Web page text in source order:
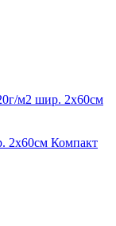
2х60см Компакт